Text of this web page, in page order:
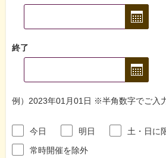
終了
例）2023年01月01日 ※半角数字でご入
今日 明日
土・日に
常時開催を除外